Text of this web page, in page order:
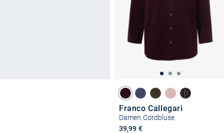
Franco Callegari
Damen Cordbluse
39,99 €